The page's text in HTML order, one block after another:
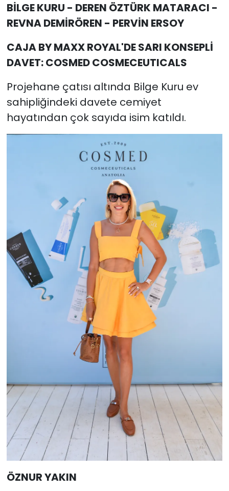
BİLGE KURU - DEREN ÖZTÜRK MATARACI -
REVNA DEMİRÖREN - PERVİN ERSOY
CAJA BY MAXX ROYAL'DE SARI KONSEPLİ
DAVET: COSMED COSMECEUTICALS
Projehane çatısı altında Bilge Kuru ev
sahipliğindeki davete cemiyet
hayatından çok sayıda isim katıldı.
ÖZNUR YAKIN